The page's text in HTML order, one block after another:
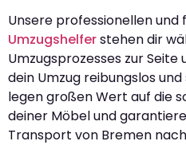
Unsere professionellen und
Umzugshelferstehen dir
Umzugsprozesses zur Seite
dein Umzug reibungslos
legen großen Wert auf die
deiner Möbel und
Transport von Bremen